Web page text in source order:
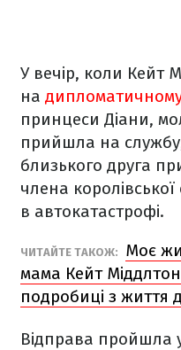
У вечір, коли Кейт
на
принцеси Діани,
прийшла на
близького друга
члена королівської
в автокатастрофі.
ЧИТАЙТЕ ТАКОЖ:
Моє
мама Кейт
подробиці з життя
Відправа пройшла